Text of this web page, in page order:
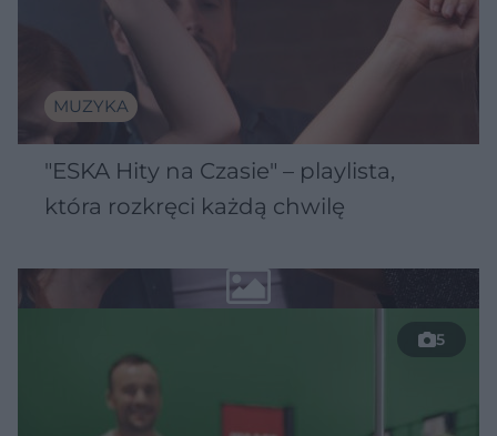
MUZYKA
"ESKA Hity na Czasie" – playlista,
która rozkręci każdą chwilę
5